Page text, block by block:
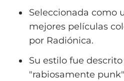
Seleccionada como
mejores películas
por Radiónica.
Su estilo fue
"rabiosamente